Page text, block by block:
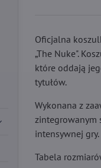
Oficjalna
„The Nuke".
które oddają
tytułów.
Wykonana z
zintegrowanym
intensywnej gry.
Tabela